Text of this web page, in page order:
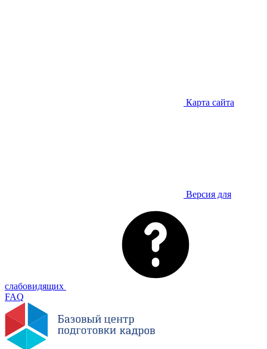
Карта сайта
Версия для
слабовидящих
FAQ